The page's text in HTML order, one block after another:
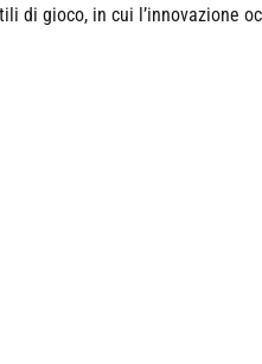
di gioco, in cui l’innovazione